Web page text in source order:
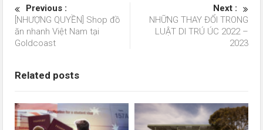
Previous :
[NHƯỢNG QUYỀN] Shop đồ
ăn nhanh Việt Nam tại
Goldcoast
Next :
NHỮNG THAY ĐỔI TRONG
LUẬT DI TRÚ ÚC 2022 –
2023
Related posts